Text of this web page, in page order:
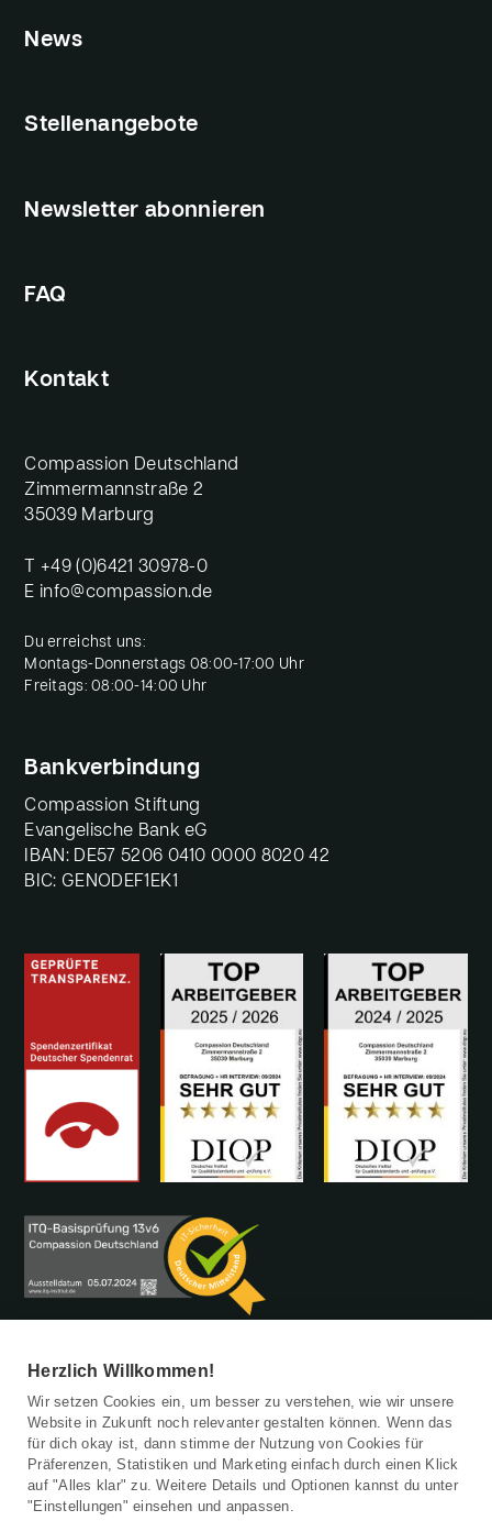
News
Stellenangebote
Newsletter abonnieren
FAQ
Kontakt
Compassion Deutschland
Zimmermannstraße 2
35039 Marburg
+49 (0)6421 30978-0
E info@compassion.de
Du erreichst uns:
Montags-Donnerstags 08:00-17:00 Uhr
Freitags: 08:00-14:00 Uhr
Bankverbindung
Compassion Stiftung
Evangelische Bank eG
IBAN: DE57 5206 0410 0000 8020 42
BIC: GENODEF1EK1
Patenschaft beenden
Barrierefreiheitserklärung
Kinderschutz
Datenschutz
Herzlich Willkommen!
Wir setzen Cookies ein, um besser zu verstehen, wie wir unsere
Website in Zukunft noch relevanter gestalten können. Wenn das
für dich okay ist, dann stimme der Nutzung von Cookies für
Präferenzen, Statistiken und Marketing einfach durch einen Klick
auf "Alles klar" zu. Weitere Details und Optionen kannst du unter
"Einstellungen" einsehen und anpassen.